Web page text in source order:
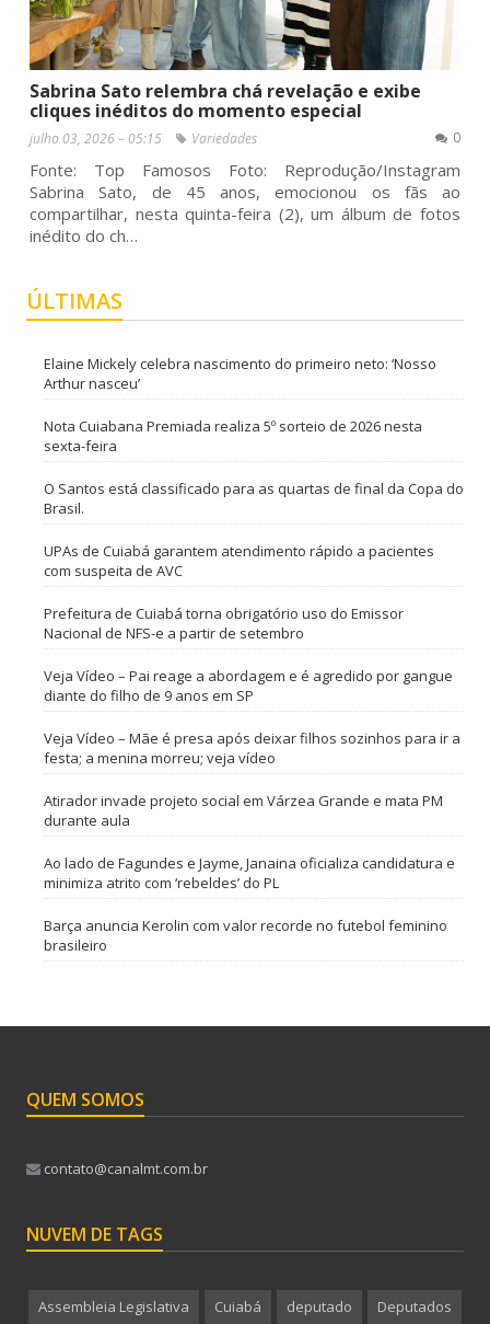
Sabrina Sato relembra chá revelação e exibe
cliques inéditos do momento especial
julho 03, 2026 – 05:15 Variedades 0
Fonte: Top Famosos Foto: Reprodução/Instagram
Sabrina Sato, de 45 anos, emocionou os fãs ao
compartilhar, nesta quinta-feira (2), um álbum de fotos
inédito do ch…
ÚLTIMAS
Elaine Mickely celebra nascimento do primeiro neto: ‘Nosso
Arthur nasceu’
Nota Cuiabana Premiada realiza 5º sorteio de 2026 nesta
sexta-feira
O Santos está classificado para as quartas de final da Copa do
Brasil.
UPAs de Cuiabá garantem atendimento rápido a pacientes
com suspeita de AVC
Prefeitura de Cuiabá torna obrigatório uso do Emissor
Nacional de NFS-e a partir de setembro
Veja Vídeo – Pai reage a abordagem e é agredido por gangue
diante do filho de 9 anos em SP
Veja Vídeo – Mãe é presa após deixar filhos sozinhos para ir a
festa; a menina morreu; veja vídeo
Atirador invade projeto social em Várzea Grande e mata PM
durante aula
Ao lado de Fagundes e Jayme, Janaina oficializa candidatura e
minimiza atrito com ‘rebeldes’ do PL
Barça anuncia Kerolin com valor recorde no futebol feminino
brasileiro
QUEM SOMOS
contato@canalmt.com.br
NUVEM DE TAGS
Assembleia Legislativa Cuiabá deputado Deputados